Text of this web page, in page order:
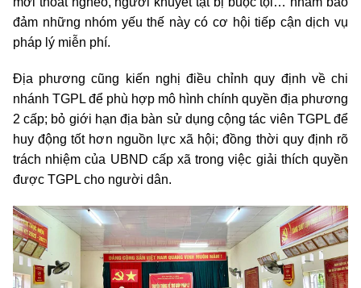
đảm những nhóm yếu thế này có cơ hội tiếp cận dịch vụ
pháp lý miễn phí.
Địa phương cũng kiến nghị điều chỉnh quy định về chi
nhánh TGPL để phù hợp mô hình chính quyền địa phương
2 cấp; bỏ giới hạn địa bàn sử dụng cộng tác viên TGPL để
huy động tốt hơn nguồn lực xã hội; đồng thời quy định rõ
trách nhiệm của UBND cấp xã trong việc giải thích quyền
được TGPL cho người dân.